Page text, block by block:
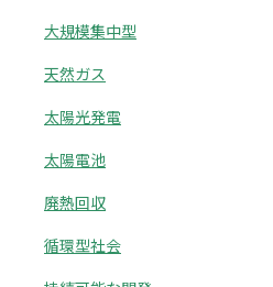
大規模集中型
天然ガス
太陽光発電
太陽電池
廃熱回収
循環型社会